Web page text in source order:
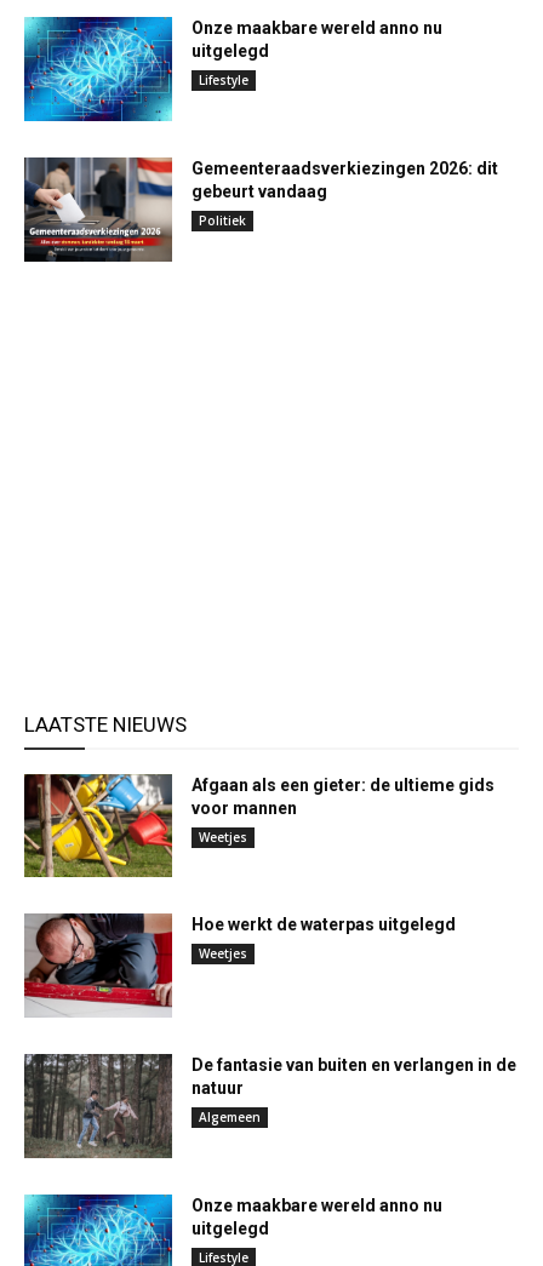
Onze maakbare wereld anno nu
uitgelegd
Lifestyle
Gemeenteraadsverkiezingen 2026: dit
gebeurt vandaag
Politiek
LAATSTE NIEUWS
Afgaan als een gieter: de ultieme gids
voor mannen
Weetjes
Hoe werkt de waterpas uitgelegd
Weetjes
De fantasie van buiten en verlangen in de
natuur
Algemeen
Onze maakbare wereld anno nu
uitgelegd
Lifestyle